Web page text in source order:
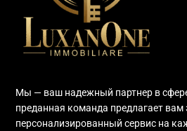
Мы — ваш надежный партнер в
преданная команда предлагает вам
персонализированный сервис на